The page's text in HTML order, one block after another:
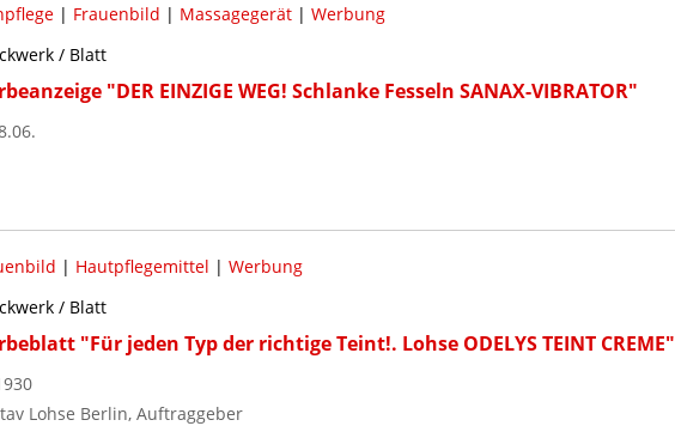
| Frauenbild | Massagegerät| Werbung
/ Blatt
"DER EINZIGE WEG! Schlanke Fesseln SANAX-VIBRATOR"
| Hautpflegemittel | Werbung
/ Blatt
"Für jeden Typ der richtige Teint!. Lohse ODELYS TEINT CREME"
Lohse Berlin, Auftraggeber